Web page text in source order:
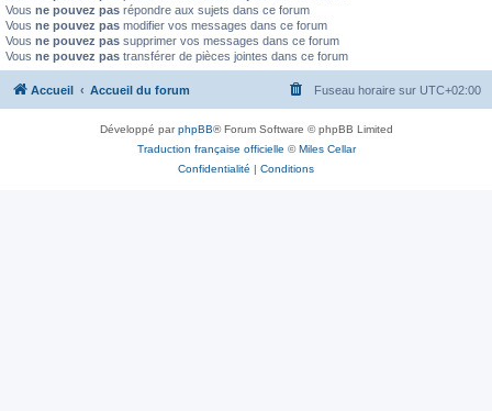
Vous ne pouvez pas répondre aux sujets dans ce forum
Vous ne pouvez pas modifier vos messages dans ce forum
Vous ne pouvez pas supprimer vos messages dans ce forum
Vous ne pouvez pas transférer de pièces jointes dans ce forum
Accueil Accueil du forum Fuseau horaire sur UTC+02:00
Développé parphpBB® Forum Software © phpBB Limited
Traduction française officielle ©Miles Cellar
Confidentialité | Conditions